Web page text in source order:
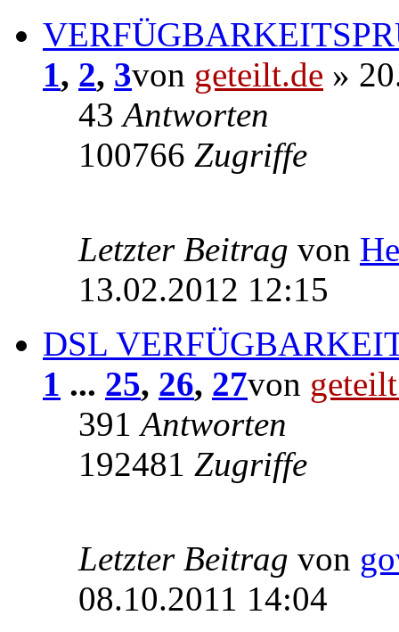
1, 2, 3von geteilt.de »
43Antworten
100766 Zugriffe
Letzter Beitrag von
13.02.2012 12:15
DSL
1 ... 25, 26, 27von
391Antworten
192481 Zugriffe
Letzter Beitrag von
08.10.2011 14:04